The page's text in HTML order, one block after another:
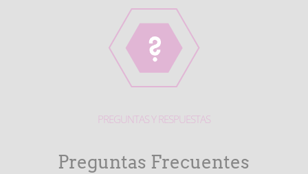
PREGUNTAS Y RESPUESTAS
Preguntas Frecuentes